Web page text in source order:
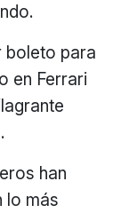
boleto para
en Ferrari
han
lo más